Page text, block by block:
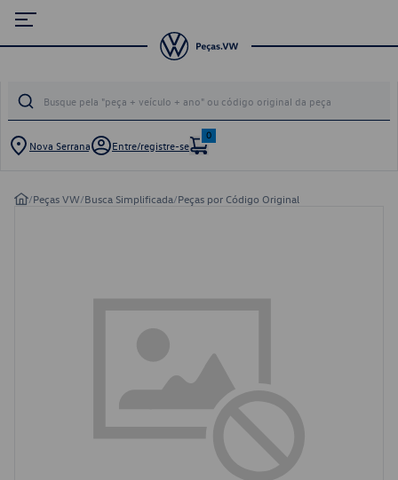
Nova Serrana Entre/registre-se
0
/Peças VW/Busca Simplificada/Peças por Código Original